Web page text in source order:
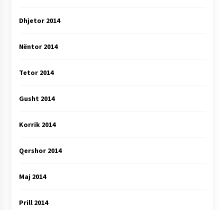
Dhjetor 2014
Nëntor 2014
Tetor 2014
Gusht 2014
Korrik 2014
Qershor 2014
Maj 2014
Prill 2014